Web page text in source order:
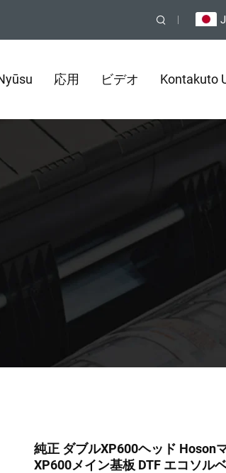
応用 ビデオ Kontakuto
純正 ダブルXP600ヘッド Hoson
XP600メイン基板 DTF エコソル